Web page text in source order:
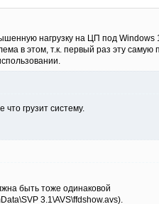
нагрузку на ЦП под
в этом, т.к. первый раз эту
грузит систему.
быть тоже одинаковой
3.1\AVS\ffdshow.avs).